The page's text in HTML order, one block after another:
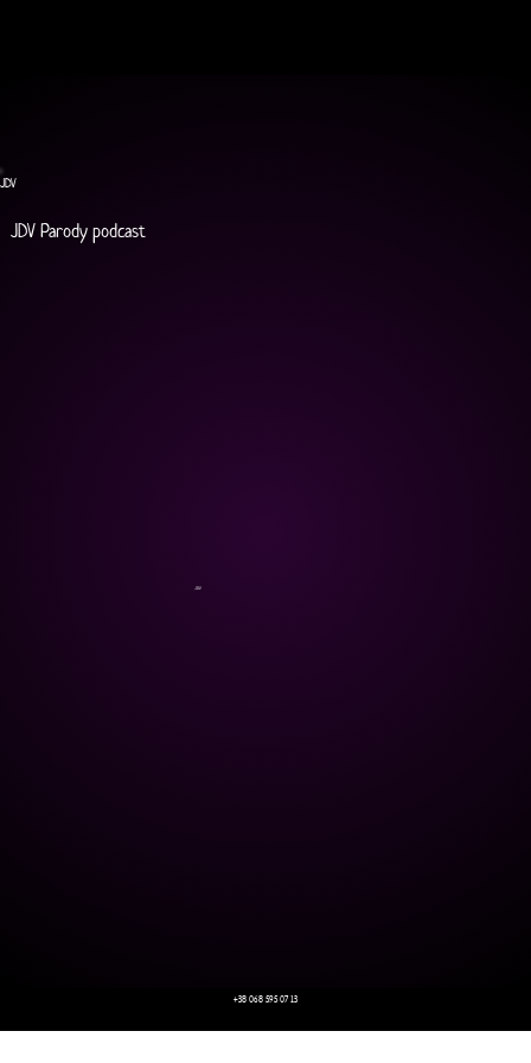
JDV
JDV Parody podcast
JDV
+38 068 595 07 13